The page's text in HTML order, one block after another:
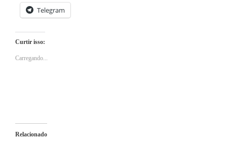
Telegram
Curtir isso:
Carregando...
Relacionado